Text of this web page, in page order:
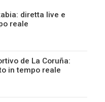
diretta live e
reale
de La Coruña:
in tempo reale